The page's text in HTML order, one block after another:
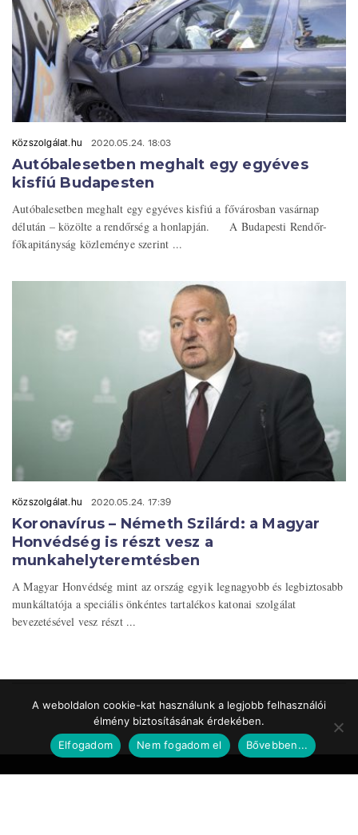
Közszolgálat.hu 2020.05.24. 18:03
Autóbalesetben meghalt egy egyéves
kisfiú Budapesten
Autóbalesetben meghalt egy egyéves kisfiú a fővárosban vasárnap
délután – közölte a rendőrség a honlapján. A Budapesti Rendőr-
főkapitányság közleménye szerint ...
Közszolgálat.hu 2020.05.24. 17:39
Koronavírus – Németh Szilárd: a Magyar
Honvédség is részt vesz a
munkahelyteremtésben
A Magyar Honvédség mint az ország egyik legnagyobb és legbiztosabb
munkáltatója a speciális önkéntes tartalékos katonai szolgálat
bevezetésével vesz részt ...
A weboldalon cookie-kat használunk a legjobb felhasználói
élmény biztosításának érdekében.
Elfogadom
Nem fogadom el Bővebben...